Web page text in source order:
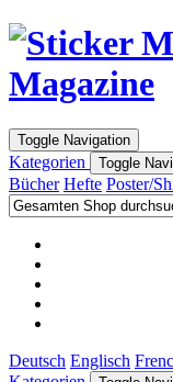
Magazine
Toggle Navigation
Kategorien Toggle
Bücher Hefte Poster/
Deutsch Englisch